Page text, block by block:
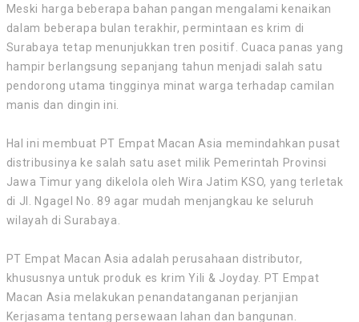
Meski harga beberapa bahan pangan mengalami kenaikan
dalam beberapa bulan terakhir, permintaan es krim di
Surabaya tetap menunjukkan tren positif. Cuaca panas yang
hampir berlangsung sepanjang tahun menjadi salah satu
pendorong utama tingginya minat warga terhadap camilan
manis dan dingin ini.
Hal ini membuat PT Empat Macan Asia memindahkan pusat
distribusinya ke salah satu aset milik Pemerintah Provinsi
Jawa Timur yang dikelola oleh Wira Jatim KSO, yang terletak
di Jl. Ngagel No. 89 agar mudah menjangkau ke seluruh
wilayah di Surabaya.
PT Empat Macan Asia adalah perusahaan distributor,
khususnya untuk produk es krim Yili & Joyday. PT Empat
Macan Asia melakukan penandatanganan perjanjian
Kerjasama tentang persewaan lahan dan bangunan.